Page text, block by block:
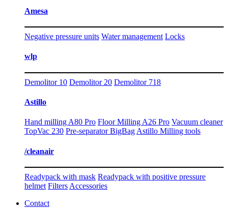
Amesa
Negative pressure units Water management Locks
wlp
Demolitor 10 Demolitor 20 Demolitor 718
Astillo
Hand milling A80 Pro Floor Milling A26 Pro Vacuum cleaner
TopVac 230 Pre-separator BigBag Astillo Milling tools
/cleanair
Readypack with mask Readypack with positive pressure
helmet Filters Accessories
Contact